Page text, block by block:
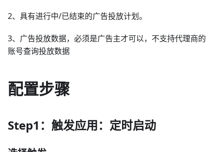
2、具有进行中/已结束的广告投放计划。
3、广告投放数据，必须是广告主才可以，不支持代理商的
账号查询投放数据
配置步骤
Step1：触发应用：定时启动